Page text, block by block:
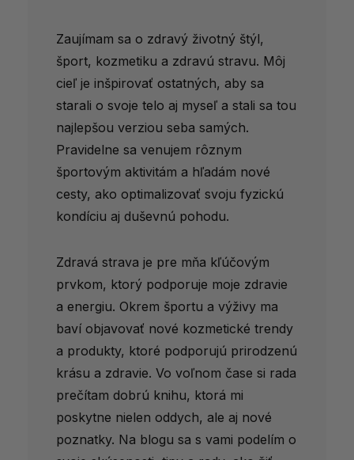
Zaujímam sa o zdravý životný štýl,
šport, kozmetiku a zdravú stravu. Môj
cieľ je inšpirovať ostatných, aby sa
starali o svoje telo aj myseľ a stali sa tou
najlepšou verziou seba samých.
Pravidelne sa venujem rôznym
športovým aktivitám a hľadám nové
cesty, ako optimalizovať svoju fyzickú
kondíciu aj duševnú pohodu.
Zdravá strava je pre mňa kľúčovým
prvkom, ktorý podporuje moje zdravie
a energiu. Okrem športu a výživy ma
baví objavovať nové kozmetické trendy
a produkty, ktoré podporujú prirodzenú
krásu a zdravie. Vo voľnom čase si rada
prečítam dobrú knihu, ktorá mi
poskytne nielen oddych, ale aj nové
poznatky. Na blogu sa s vami podelím o